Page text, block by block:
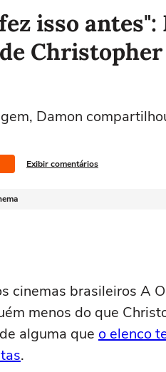
isso
Damon
Exibir comentários
cinemas brasileiros A
menos do que
alguma que o elenco
.